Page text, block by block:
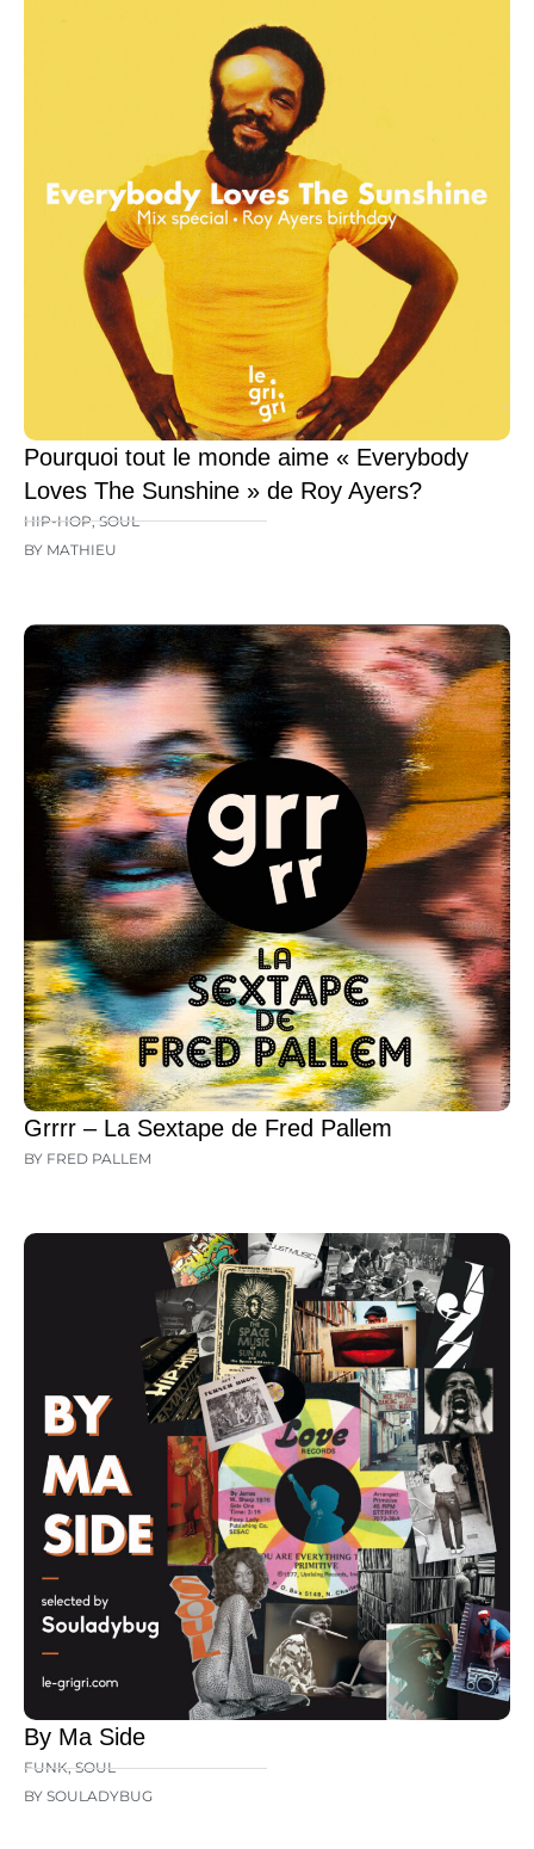
Pourquoi tout le monde aime « Everybody
Loves The Sunshine » de Roy Ayers?
HIP-HOP,SOUL
BY MATHIEU
Grrrr – La Sextape de Fred Pallem
BY FRED PALLEM
By Ma Side
FUNK,SOUL
BY SOULADYBUG